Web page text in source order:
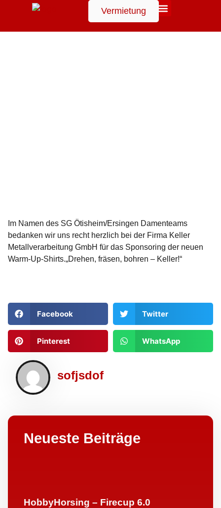
Suchen
Vermietung
Im Namen des SG Ötisheim/Ersingen Damenteams
bedanken wir uns recht herzlich bei der Firma Keller
Metallverarbeitung GmbH für das Sponsoring der neuen
Warm-Up-Shirts.„Drehen, fräsen, bohren – Keller!“
Facebook Twitter
Pinterest WhatsApp
sofjsdof
Neueste Beiträge
HobbyHorsing – Firecup 6.0